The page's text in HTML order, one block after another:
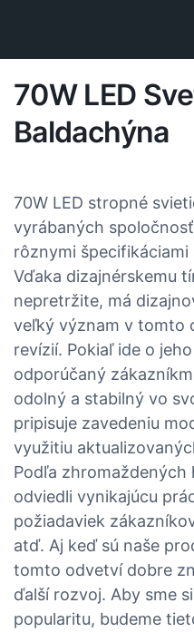
70W LED
Baldachýna
70W LED stropné
vyrábaných
rôznymi
Vďaka dizajnérskemu
nepretržite, má
veľký význam v tomto
revízií. Pokiaľ ide o
odporúčaný
odolný a stabilný vo
pripisuje zavedeniu
využitiu
Podľa
odviedli vynikajúcu
požiadaviek
atď. Aj keď sú naše
tomto odvetví dobre
ďalší rozvoj. Aby sme
popularitu, budeme